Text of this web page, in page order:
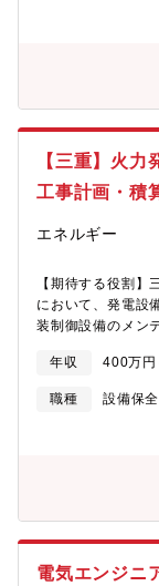
建設センター・
「設備建設」など
多くの関係会社（
める役割を担い、
ができます。
は軽微なものであ
ともあります。出
意します。■常駐
期間常駐し、半導
対応や定期メンテ
数人～十数人の体
作業します。難易
経験が浅い方は常
【入社後は･･･？
て研修期間は異な
同行し、アシスタ
型の場合は、先輩
とがあればすぐに
習得し、段取りを
1人でお客さま先
躍している先輩も
ります。修理や補
【三重】火力
工事計画・積
エネルギー
【期待する役割
において、発電設
装制御設備のメン
管理までを一貫し
も担う、現場第一
大容量LNG火力で
など、高効率か
の設備診断、工事
務に係る発電所総
を含む工程・安全
年収 400万円
職種
設備保
電気エンジニ